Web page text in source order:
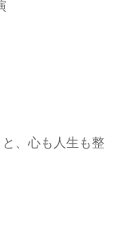
、心も人生も整